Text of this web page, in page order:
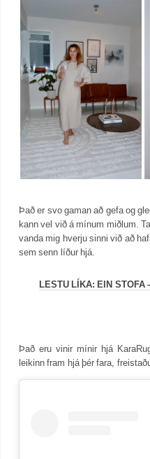
Það er svo gaman að gefa og
kann vel við á mínum miðlum.
vanda mig hverju sinni við að
sem senn líður hjá.
LESTU LÍKA: EIN STOFA
Það eru vinir mínir hjá
leikinn fram hjá þér fara,